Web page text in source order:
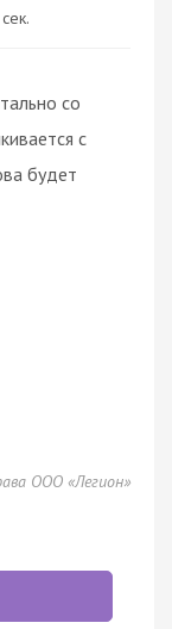
со
с
будет
ООО «Легион»